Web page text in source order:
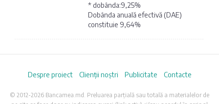
* dobânda:9,25%
Dobânda anuală efectivă (DAE)
constituie 9,64%
Despre proiect Clienții noștri Publicitate Contacte
© 2012-2026 Bancamea.md. Preluarea parțială sau totală a materialelor de